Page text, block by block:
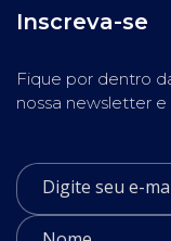
Inscreva-se
Fique por dentro
nossa newsletter